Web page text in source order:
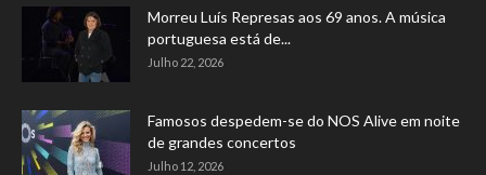
Morreu Luís Represas aos 69 anos. A música
portuguesa está de...
Julho 22, 2026
Famosos despedem-se do NOS Alive em noite
de grandes concertos
Julho 12, 2026